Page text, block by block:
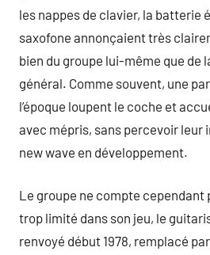
les nappes de clavier, la batterie
saxofone annonçaient très
bien du groupe lui-même que de
général. Comme souvent, une
l’époque loupent le coche et
avec mépris, sans percevoir leur
new wave en développement.
Le groupe ne compte cependant
trop limité dans son jeu, le
renvoyé début 1978, remplacé